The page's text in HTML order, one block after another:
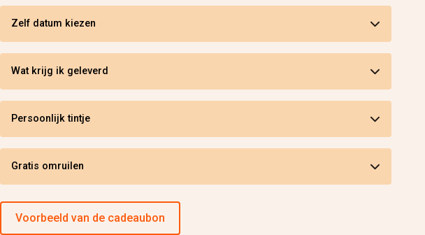
Zelf datum kiezen
Wat krijg ik geleverd
Persoonlijk tintje
Gratis omruilen
Voorbeeld van de cadeaubon